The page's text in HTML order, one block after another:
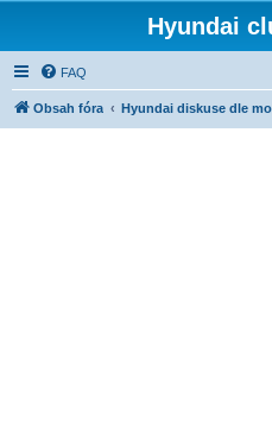
Hyundai
FAQ
Obsah fóra Hyundai diskuse dle